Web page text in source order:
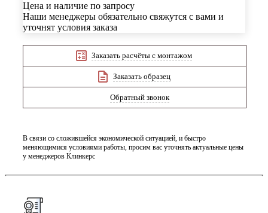
Цена и наличие по запросу
Наши менеджеры обязательно свяжутся с вами и
уточнят условия заказа
Заказать расчёты с монтажом
Заказать образец
Обратный звонок
В связи со сложившейся экономической ситуацией, и быстро
меняющимися условиями работы, просим вас уточнять актуальные цены
у менеджеров Клинкерс